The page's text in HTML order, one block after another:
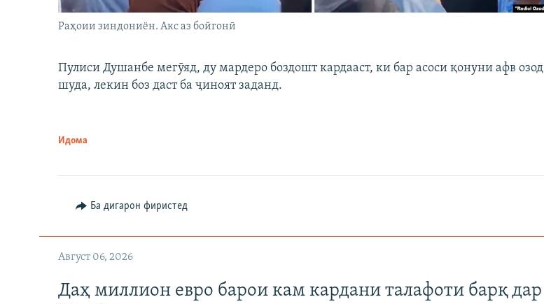
Раҳоии зиндониён. Акс аз бойгонӣ
Пулиси Душанбе мегӯяд, ду мардеро боздошт кардааст, ки бар асоси қонуни афв озод
шуда, лекин боз даст ба ҷиноят заданд.
Идома
Ба дигарон фиристед
Август 06, 2026
Даҳ миллион евро барои кам кардани талафоти барқ дар